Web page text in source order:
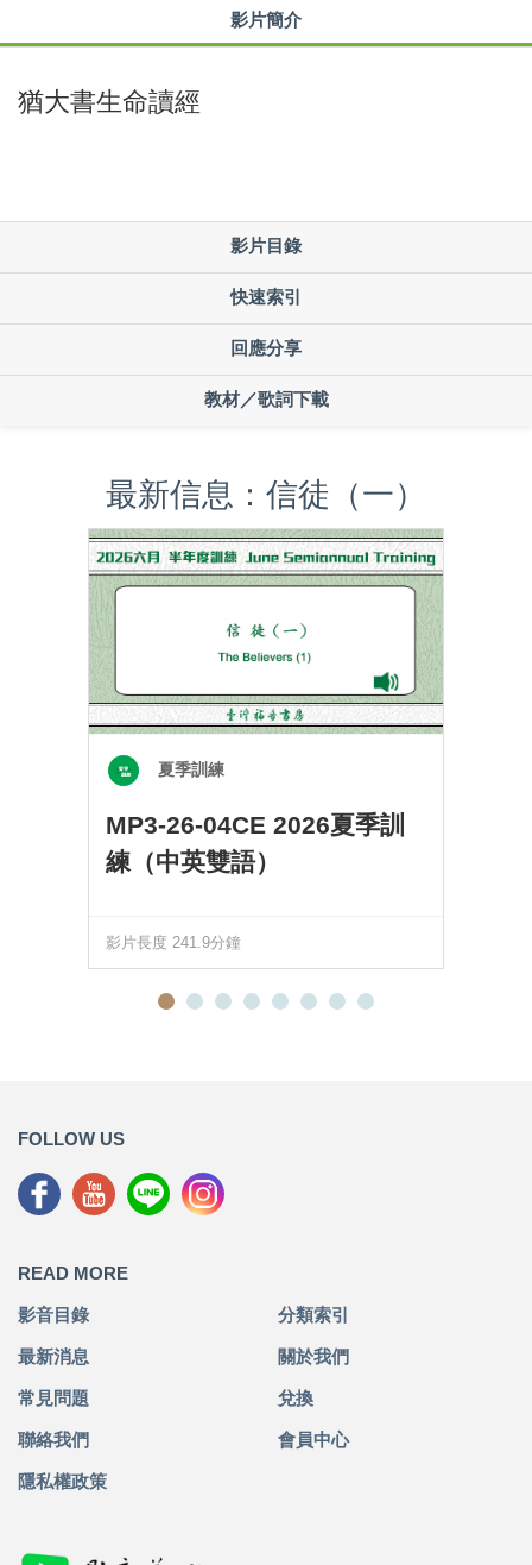
影片簡介
猶大書生命讀經
影片目錄
快速索引
回應分享
教材／歌詞下載
最新信息：信徒（一）
夏季訓練
MP3-26-04CE 2026夏季訓
練（中英雙語）
影片長度 241.9分鐘
FOLLOW US
READ MORE
影音目錄 分類索引
最新消息 關於我們
常見問題 兌換
聯絡我們 會員中心
隱私權政策